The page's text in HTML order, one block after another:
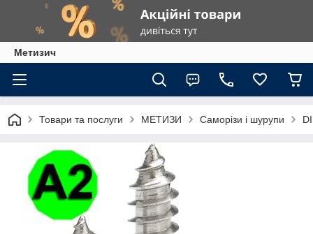
Метизич
Товари та послуги МЕТИЗИ Саморізи і шурупи